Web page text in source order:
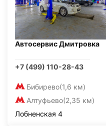
Автосервис Дмитровка
+7 (499) 110-28-43
Бибирево(1,6 км)
Алтуфьево(2,35 км)
Лобненская 4